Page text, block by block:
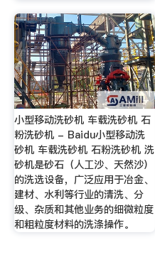
小型移动洗砂机 车载洗砂机 石
粉洗砂机 - Baidu小型移动洗
砂机 车载洗砂机 石粉洗砂机 洗
砂机是砂石（人工沙、天然沙）
的洗选设备，广泛应用于冶金、
建材、水利等行业的清洗、分
级、杂质和其他业务的细微粒度
和粗粒度材料的洗涤操作。